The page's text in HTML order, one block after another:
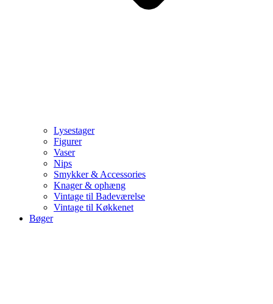
Lysestager
Figurer
Vaser
Nips
Smykker & Accessories
Knager & ophæng
Vintage til Badeværelse
Vintage til Køkkenet
Bøger